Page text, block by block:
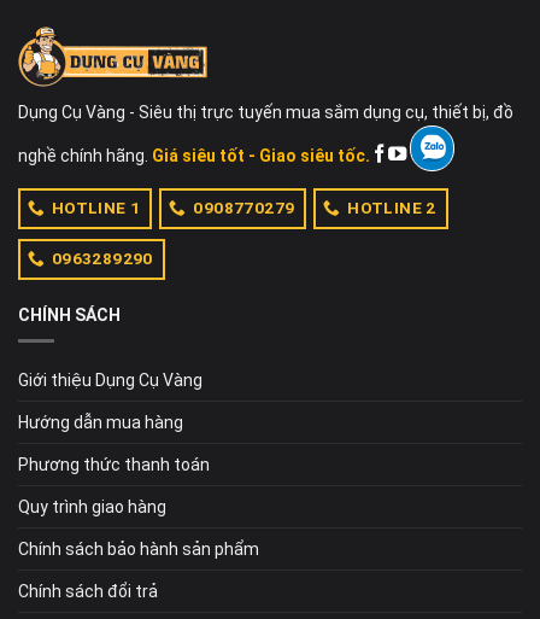
Dụng Cụ Vàng - Siêu thị trực tuyến mua sắm dụng cụ, thiết bị, đồ
nghề chính hãng. Giá siêu tốt - Giao siêu tốc.
HOTLINE 1 0908770279 HOTLINE 2
0963289290
CHÍNH SÁCH
Giới thiệu Dụng Cụ Vàng
Hướng dẫn mua hàng
Phương thức thanh toán
Quy trình giao hàng
Chính sách bảo hành sản phẩm
Chính sách đổi trả